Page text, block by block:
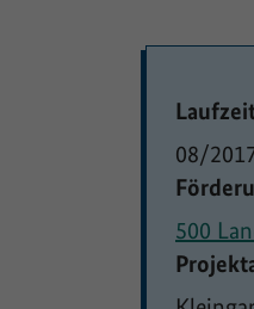
08/
500